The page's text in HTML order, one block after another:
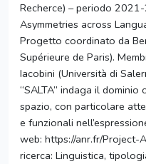
Recherce) – periodo
Asymmetries across
Progetto coordinato da
Supérieure de Paris).
Iacobini (Università di
“SALTA” indaga il
spazio, con particolare
e funzionali
web: https://anr.fr/Project-
ricerca: Linguistica,